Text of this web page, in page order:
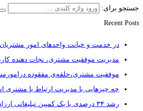
جستجو برای:
Recent Posts
در خدمت و خیانت واحدهای امور مشتریان
مدیریت موفقیت مشتری، نجات دهنده
موفقیت مشتری،حلقه‌ی مفقوده
چه چیزهایی با مدیریت ارتباط با مشتری
رشد ۳۴ درصدی با یک کمپین تبلیغاتی ارزان قیمت